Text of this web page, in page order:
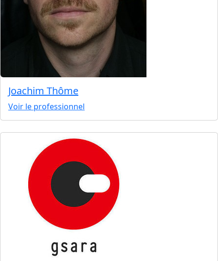
Joachim Thôme
Voir le professionnel